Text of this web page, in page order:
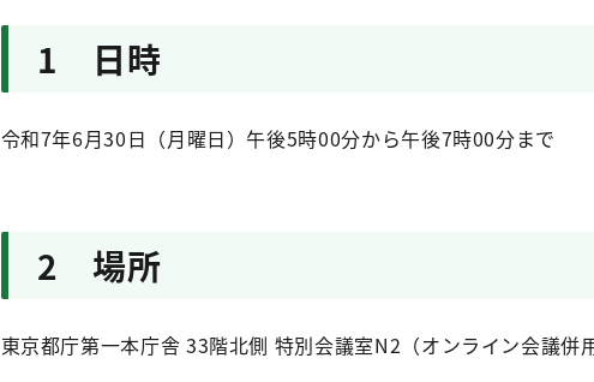
1 日時
令和7年6月30日（月曜日）午後5時00分から午後7時00分まで
2 場所
東京都庁第一本庁舎 33階北側 特別会議室N2（オンライン会議併